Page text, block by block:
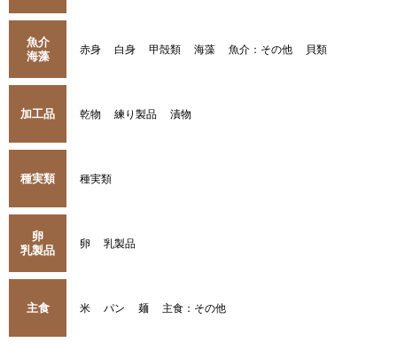
魚介
海藻
赤身 白身 甲殻類 海藻 魚介：その他 貝類
加工品 乾物 練り製品 漬物
種実類 種実類
卵
乳製品
卵 乳製品
主食 米 パン 麺 主食：その他